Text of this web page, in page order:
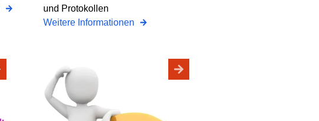
und Protokollen
Weitere Informationen